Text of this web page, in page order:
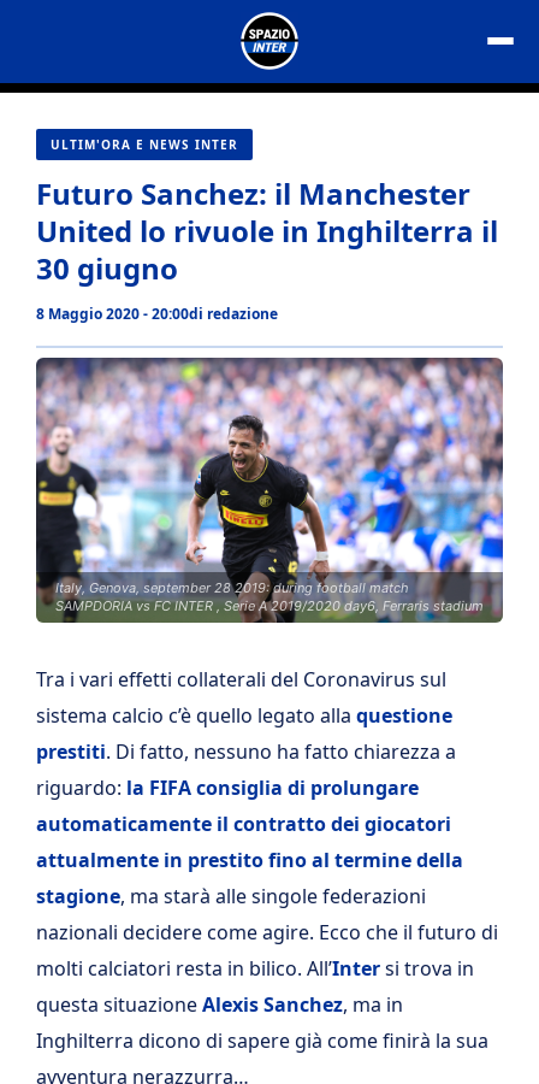
contenuto
ULTIM'ORA E NEWS INTER
Futuro Sanchez: il Manchester
United lo rivuole in Inghilterra il
30 giugno
8 Maggio 2020 - 20:00di redazione
Italy, Genova, september 28 2019: during football match
SAMPDORIA vs FC INTER , Serie A 2019/2020 day6, Ferraris stadium
Tra i vari effetti collaterali del Coronavirus sul
sistema calcio c’è quello legato alla questione
prestiti. Di fatto, nessuno ha fatto chiarezza a
riguardo: la FIFA consiglia di prolungare
automaticamente il contratto dei giocatori
attualmente in prestito fino al termine della
stagione, ma starà alle singole federazioni
nazionali decidere come agire. Ecco che il futuro di
molti calciatori resta in bilico. All’Intersi trova in
questa situazioneAlexis Sanchez, ma in
Inghilterra dicono di sapere già come finirà la sua
avventura nerazzurra…